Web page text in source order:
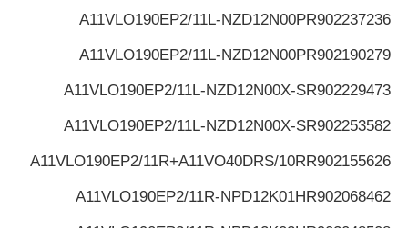
R902237236
A11VLO190EP2/11L-NZD12N00P
R902190279
A11VLO190EP2/11L-NZD12N00P
R902229473
A11VLO190EP2/11L-NZD12N00X-S
R902253582
A11VLO190EP2/11L-NZD12N00X-S
R902155626
A11VLO190EP2/11R+A11VO40DRS/10R
R902068462
A11VLO190EP2/11R-NPD12K01H